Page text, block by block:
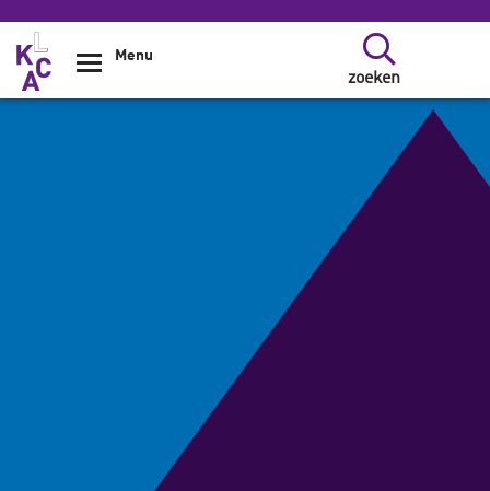
Overslaan en naar de inhoud gaan
zoeken
Menu